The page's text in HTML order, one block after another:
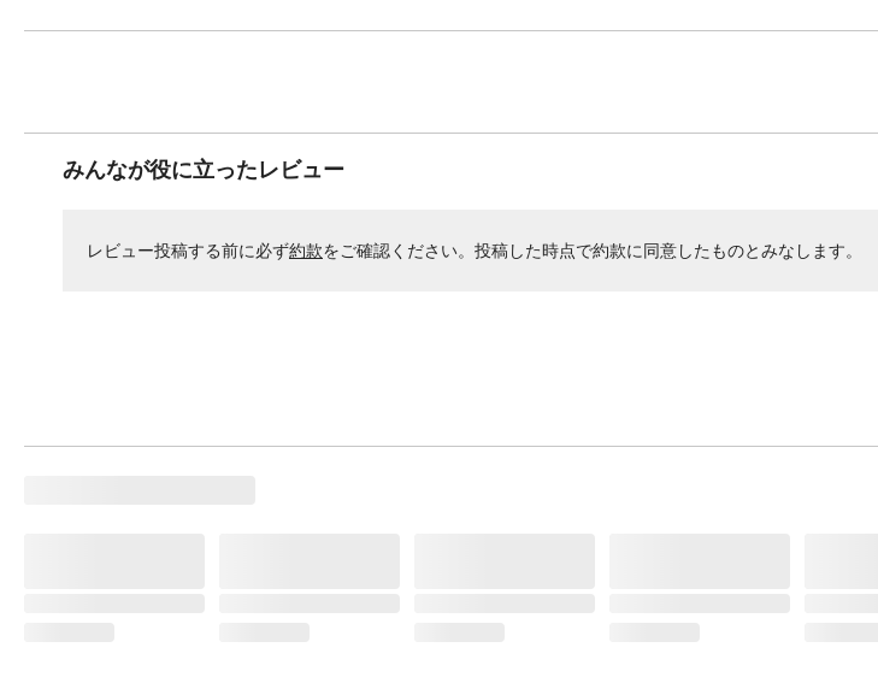
みんなが役に立ったレビュー
レビュー投稿する前に必ず約款をご確認ください。投稿した時点で約款に同意したものとみなします。